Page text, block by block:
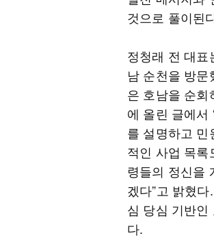
것으로 풀이된
정청래 전 대
남 순천을 방
은 호남을 순
에 올린 글에서
를 설명하고 민
적인 사업 목록
령들의 정신을
겠다”고 밝혔
심 당심 기반인
다.